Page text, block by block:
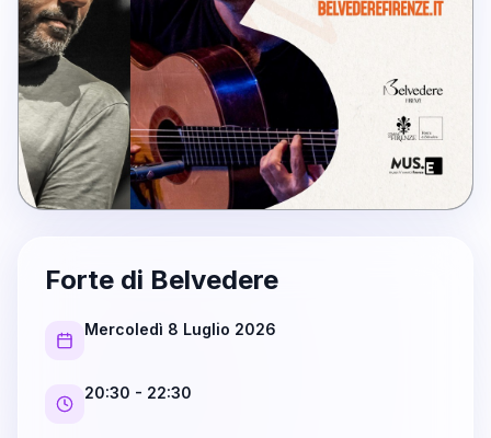
Forte di Belvedere
Mercoledì 8 Luglio 2026
20:30 - 22:30